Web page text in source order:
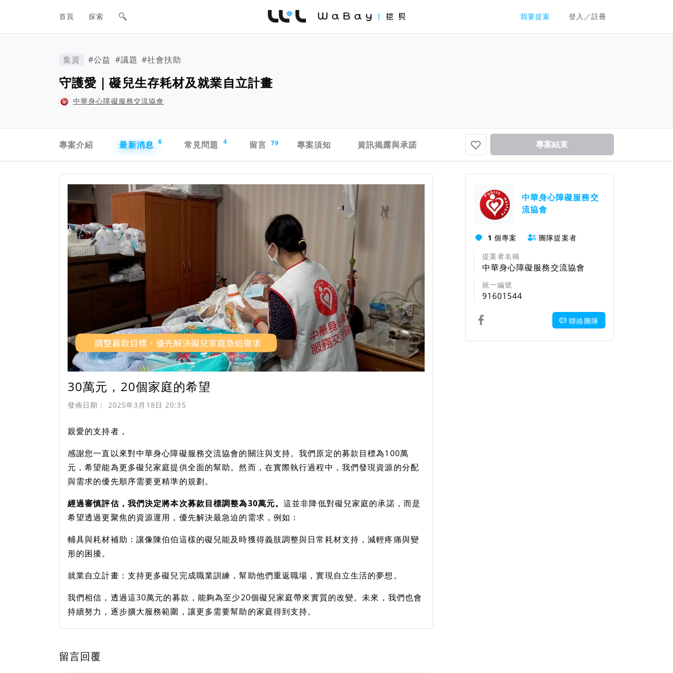
網站主要導航欄
首頁 探索 我要提案 登入／註冊
WaBay 挖貝 | 台灣最值得信賴的群眾集資 / 群眾募資平台
集資 #公益 #議題 #社會扶助
守護愛｜礙兒生存耗材及就業自立計畫
中華身心障礙服務交流協會
專案介紹
最新消息 6 常見問題 4 留言 79 專案須知 資訊揭露與承諾 專案結束
30萬元，20個家庭的希望
發佈日期： 2025年3月18日 20:35
親愛的支持者，
感謝您一直以來對中華身心障礙服務交流協會的關注與支持。我們原定的募款目標為100萬
元，希望能為更多礙兒家庭提供全面的幫助。然而，在實際執行過程中，我們發現資源的分配
與需求的優先順序需要更精準的規劃。
經過審慎評估，我們決定將本次募款目標調整為30萬元。這並非降低對礙兒家庭的承諾，而是
希望透過更聚焦的資源運用，優先解決最急迫的需求，例如：
輔具與耗材補助：讓像陳伯伯這樣的礙兒能及時獲得義肢調整與日常耗材支持，減輕疼痛與變
形的困擾。
就業自立計畫：支持更多礙兒完成職業訓練，幫助他們重返職場，實現自立生活的夢想。
我們相信，透過這30萬元的募款，能夠為至少20個礙兒家庭帶來實質的改變。未來，我們也會
持續努力，逐步擴大服務範圍，讓更多需要幫助的家庭得到支持。
留言回覆
中華身心障礙服務交
流協會
1 個專案
團隊提案者
提案者名稱
中華身心障礙服務交流協會
統一編號
91601544
聯絡團隊